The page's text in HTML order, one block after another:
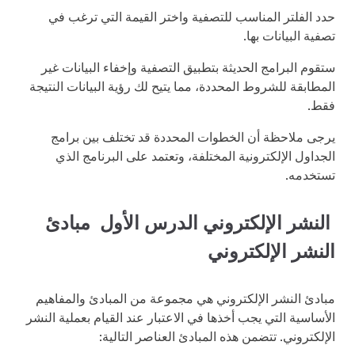
حدد الفلتر المناسب للتصفية واختر القيمة التي ترغب في
تصفية البيانات بها.
ستقوم البرامج الحديثة بتطبيق التصفية وإخفاء البيانات غير
المطابقة للشروط المحددة، مما يتيح لك رؤية البيانات النتيجة
فقط.
يرجى ملاحظة أن الخطوات المحددة قد تختلف بين برامج
الجداول الإلكترونية المختلفة، وتعتمد على البرنامج الذي
تستخدمه.
النشر الإلكتروني الدرس الأول مبادئ
النشر الإلكتروني
مبادئ النشر الإلكتروني هي مجموعة من المبادئ والمفاهيم
الأساسية التي يجب أخذها في الاعتبار عند القيام بعملية النشر
الإلكتروني. تتضمن هذه المبادئ العناصر التالية: